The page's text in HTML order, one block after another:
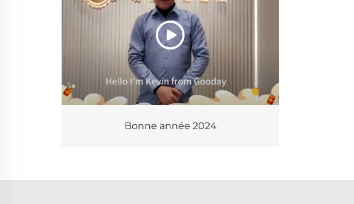
Bonne année 2024